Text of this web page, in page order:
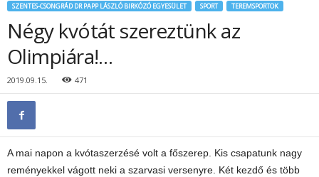
SZENTES-CSONGRÁD DR PAPP LÁSZLÓ BIRKÓZÓ EGYESÜLET SPORT TEREMSPORTOK
Négy kvótát szereztünk az
Olimpiára!…
2019.09.15. 471
A mai napon a kvótaszerzésé volt a főszerep. Kis csapatunk nagy
reményekkel vágott neki a szarvasi versenyre. Két kezdő és több